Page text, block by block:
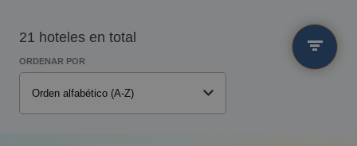
21 hoteles en total
ORDENAR POR